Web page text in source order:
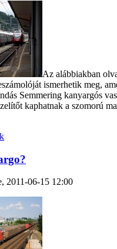
Az alábbiakban
ismerhetik meg,
Semmering kanyargós
kaphatnak a szomorú
2011-06-15 12:00